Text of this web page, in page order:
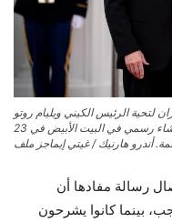
لتحية الرئيس الكيني ويليام روتو
وزوجته راشيل روتو عند وصولهما لحضور حفل عشاء رسمي في البيت الأبيض في 23
أندرو هارنيك / غيتي إيماجز ملف
رسالة مفادها أن
بينما كانوا يشرحون